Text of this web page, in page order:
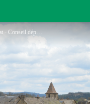
Village de Montjézieu - Roxane Carrat - Conseil départemental Lozère